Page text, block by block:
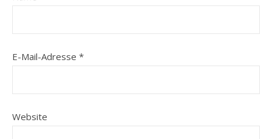
E-Mail-Adresse *
Website